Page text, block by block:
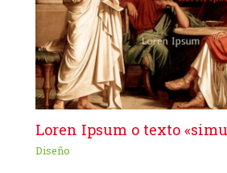
Loren Ipsum o texto
Diseño